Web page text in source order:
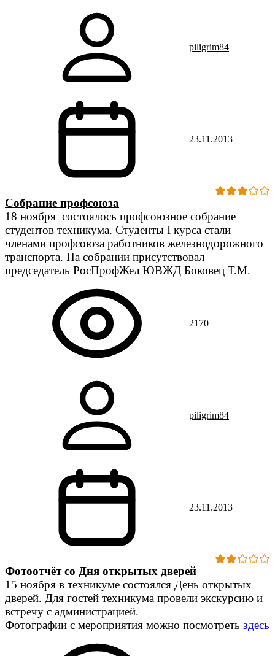
piligrim84
23.11.2013
Собрание профсоюза
18 ноября состоялось профсоюзное собрание
студентов техникума. Студенты I курса стали
членами профсоюза работников железнодорожного
транспорта. На собрании присутствовал
председатель РосПрофЖел ЮВЖД Боковец Т.М.
2170
piligrim84
23.11.2013
Фотоотчёт со Дня открытых дверей
15 ноября в техникуме состоялся День открытых
дверей. Для гостей техникума провели экскурсию и
встречу с администрацией.
Фотографии с мероприятия можно посмотреть здесь